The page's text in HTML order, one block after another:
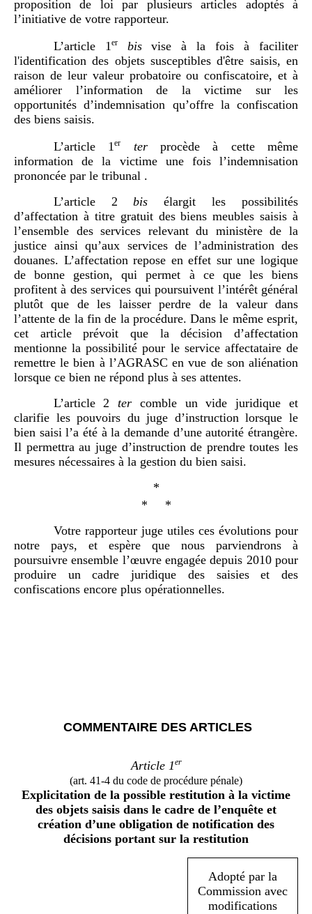
proposition de loi par plusieurs articles adoptés à
l’initiative de votre rapporteur.
L’article 1er bisvise à la fois à faciliter
l'identification des objets susceptibles d'être saisis, en
raison de leur valeur probatoire ou confiscatoire, et à
améliorer l’information de la victime sur les
opportunités d’indemnisation qu’offre la confiscation
des biens saisis.
L’article 1er terprocède à cette même
information de la victime une fois l’indemnisation
prononcée par le tribunal .
L’article 2bisélargit les possibilités
d’affectation à titre gratuit des biens meubles saisis à
l’ensemble des services relevant du ministère de la
justice ainsi qu’aux services de l’administration des
douanes. L’affectation repose en effet sur une logique
de bonne gestion, qui permet à ce que les biens
profitent à des services qui poursuivent l’intérêt général
plutôt que de les laisser perdre de la valeur dans
l’attente de la fin de la procédure. Dans le même esprit,
cet article prévoit que la décision d’affectation
mentionne la possibilité pour le service affectataire de
remettre le bien à l’AGRASC en vue de son aliénation
lorsque ce bien ne répond plus à ses attentes.
L’article 2ter comble un vide juridique et
clarifie les pouvoirs du juge d’instruction lorsque le
bien saisi l’a été à la demande d’une autorité étrangère.
Il permettra au juge d’instruction de prendre toutes les
mesures nécessaires à la gestion du bien saisi.
*
* *
Votre rapporteur juge utiles ces évolutions pour
notre pays, et espère que nous parviendrons à
poursuivre ensemble l’œuvre engagée depuis 2010 pour
produire un cadre juridique des saisies et des
confiscations encore plus opérationnelles.
COMMENTAIRE DES ARTICLES
Article 1er
(art. 41-4 du code de procédure pénale)
Explicitation de la possible restitution à la victime
des objets saisis dans le cadre de l’enquête et
création d’une obligation de notification des
décisions portant sur la restitution
Adopté par la
Commission avec
modifications